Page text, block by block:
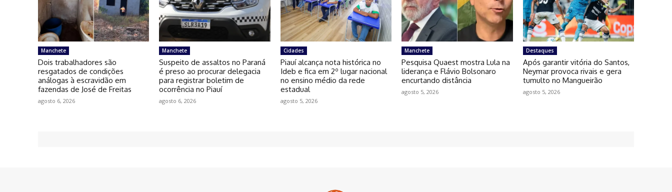
Manchete
Dois trabalhadores são
resgatados de condições
análogas à escravidão em
fazendas de José de Freitas
agosto 6, 2026
Manchete
Suspeito de assaltos no Paraná
é preso ao procurar delegacia
para registrar boletim de
ocorrência no Piauí
agosto 6, 2026
Cidades
Piauí alcança nota histórica no
Ideb e fica em 2º lugar nacional
no ensino médio da rede
estadual
agosto 5, 2026
Manchete
Pesquisa Quaest mostra Lula na
liderança e Flávio Bolsonaro
encurtando distância
agosto 5, 2026
Destaques
Após garantir vitória do Santos,
Neymar provoca rivais e gera
tumulto no Mangueirão
agosto 5, 2026